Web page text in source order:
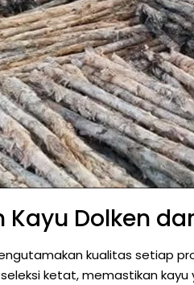
Kayu Dolken
kualitas setiap
ketat, memastikan